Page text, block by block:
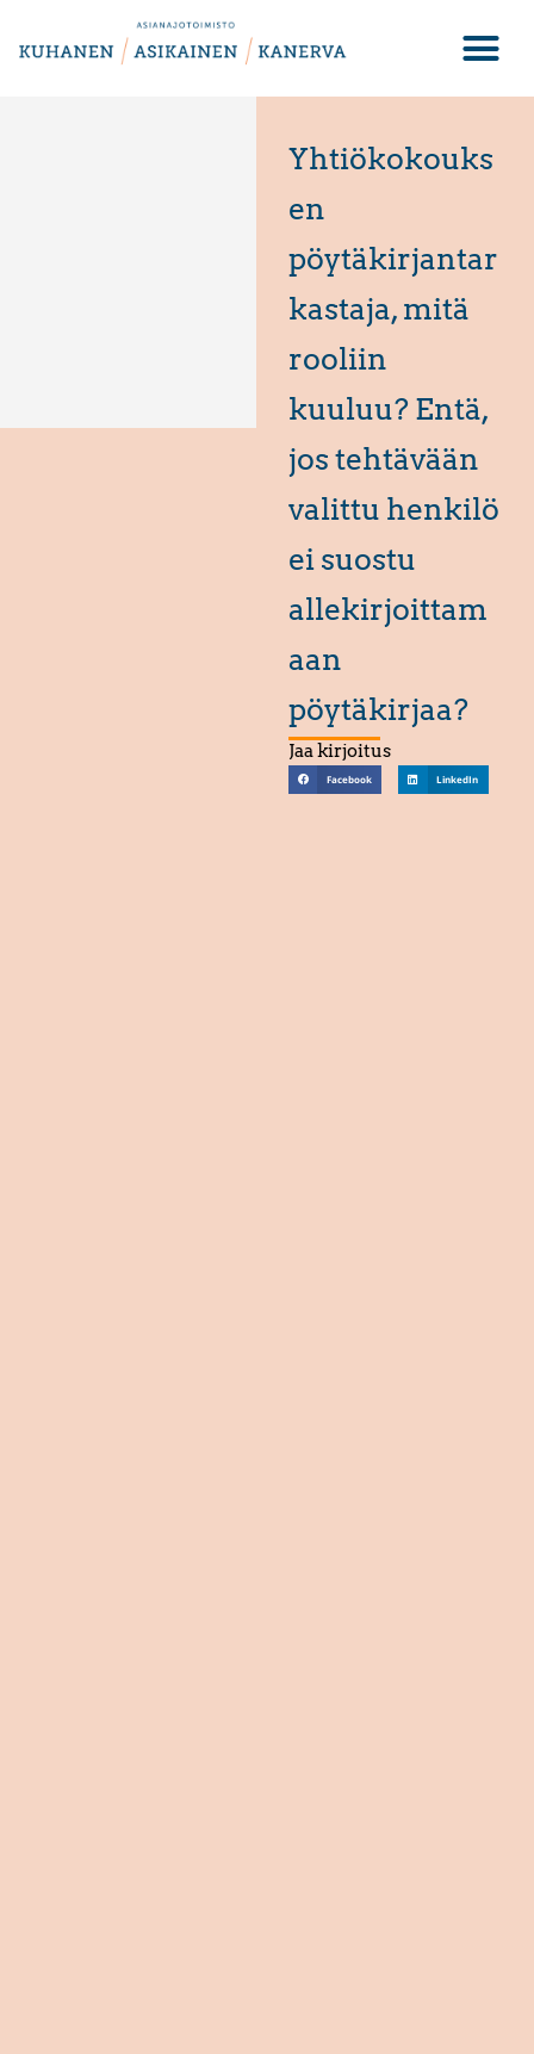
Yhtiökokouks
en
pöytäkirjantar
kastaja, mitä
rooliin
kuuluu? Entä,
jos tehtävään
valittu henkilö
ei suostu
allekirjoittam
aan
pöytäkirjaa?
Jaa kirjoitus
Facebook LinkedIn